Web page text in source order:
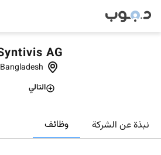
AG
Bangladesh
التالي
نبذة عن الشركة وظائف